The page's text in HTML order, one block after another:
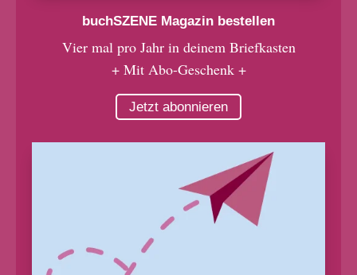
buchSZENE Magazin bestellen
Vier mal pro Jahr in deinem Briefkasten
+ Mit Abo-Geschenk +
Jetzt abonnieren